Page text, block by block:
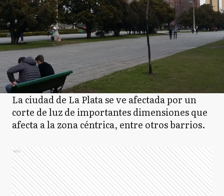
La ciudad de La Plata se ve afectada por un
corte de luz de importantes dimensiones que
afecta a la zona céntrica, entre otros barrios.
Ads